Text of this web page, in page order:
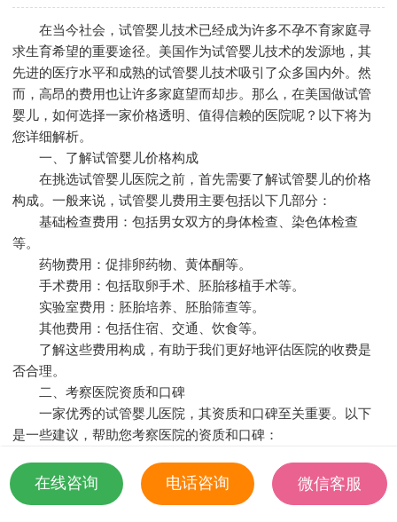
在当今社会，试管婴儿技术已经成为许多不孕不育家庭寻
求生育希望的重要途径。美国作为试管婴儿技术的发源地，其
先进的医疗水平和成熟的试管婴儿技术吸引了众多国内外。然
而，高昂的费用也让许多家庭望而却步。那么，在美国做试管
婴儿，如何选择一家价格透明、值得信赖的医院呢？以下将为
您详细解析。
一、了解试管婴儿价格构成
在挑选试管婴儿医院之前，首先需要了解试管婴儿的价格
构成。一般来说，试管婴儿费用主要包括以下几部分：
基础检查费用：包括男女双方的身体检查、染色体检查
等。
药物费用：促排卵药物、黄体酮等。
手术费用：包括取卵手术、胚胎移植手术等。
实验室费用：胚胎培养、胚胎筛查等。
其他费用：包括住宿、交通、饮食等。
了解这些费用构成，有助于我们更好地评估医院的收费是
否合理。
二、考察医院资质和口碑
一家优秀的试管婴儿医院，其资质和口碑至关重要。以下
是一些建议，帮助您考察医院的资质和口碑：
证、是否具备开展试管婴儿技术的资质。
查询医院口碑：通过互联网、论坛等渠道了解其他对医院
在线咨询 电话咨询
微信客服